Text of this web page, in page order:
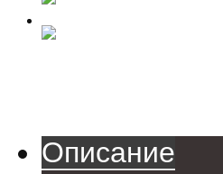
Описание